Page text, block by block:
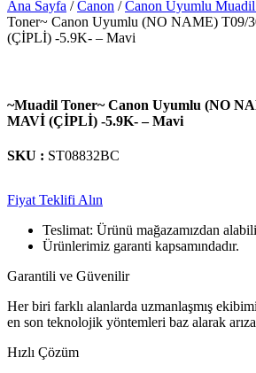
Ana Sayfa /Canon /Canon Uyumlu
Toner~ Canon Uyumlu (NO NAME) T09/
(ÇİPLİ) -5.9K- – Mavi
~Muadil Toner~ Canon Uyumlu (NO
MAVİ (ÇİPLİ) -5.9K- – Mavi
SKU : ST08832BC
Fiyat Teklifi Alın
Teslimat: Ürünü mağazamızdan
Ürünlerimiz garanti kapsamındadır.
Garantili ve Güvenilir
Her biri farklı alanlarda uzmanlaşmış
en son teknolojik yöntemleri baz alarak
Hızlı Çözüm